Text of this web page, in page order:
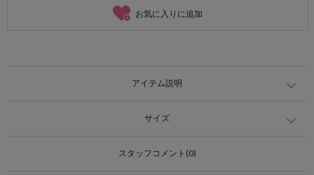
お気に入りに追加
アイテム説明
サイズ
スタッフコメント(0)